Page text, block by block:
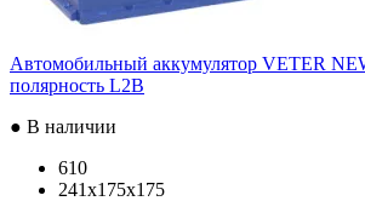
Автомобильный аккумулятор VETER
полярность L2B
● В наличии
610
241x175x175